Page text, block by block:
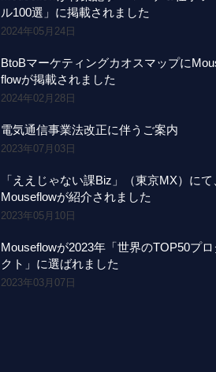
ル100選」に掲載されました
2024年05月24日
BtoBマーケティングカオスマップに
flowが掲載されました
2024年02月28日
電気通信事業法改正に伴うご案内
2023年07月03日
「ええじゃない課Biz」（東京MX）にて
Mouseflowが紹介されました
2023年05月10日
Mouseflowが2023年「世界のTOP50プロ
クト」に選ばれました
2023年03月07日